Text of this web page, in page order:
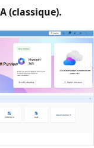
(classique).